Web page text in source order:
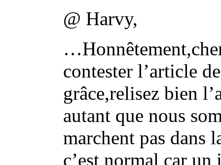
@ Harvy,
contester l’article
grâce,relisez bien
autant que nous
marchent pas dans
c’est normal car